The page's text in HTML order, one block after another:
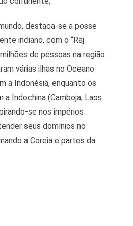
destaca-se a posse
indiano, com o “Raj
de pessoas na região.
várias ilhas no Oceano
a Indonésia, enquanto os
Indochina (Camboja, Laos
se nos impérios
seus domínios no
a Coreia e partes da